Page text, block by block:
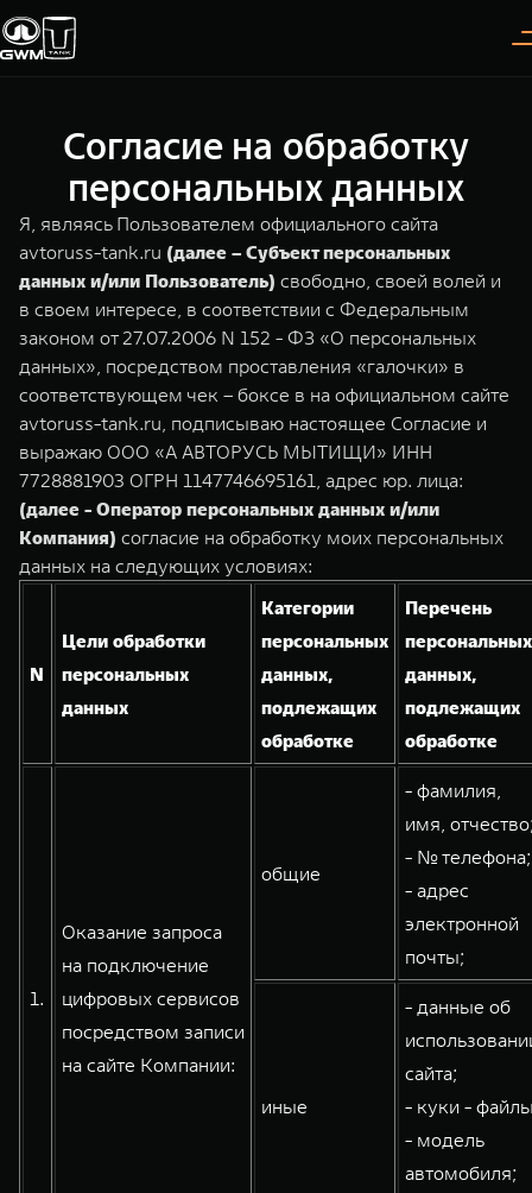
Модели
TANK 300
Следуй за открытиями
от 3 999 000 ₽
TANK 400
За пределы возможного
от 5 599 000 ₽
Веди за собой
от 6 499 000 ₽
TANK 700
Сила признания
от 10 199 000 ₽
Эстетика нового времени
от 5 699 000 ₽
WEY 80 Лаундж
от 8 099 000 ₽
Покупателям
ВЫБОР АВТОМОБИЛЯ
Спецпредложения
Конфигуратор
Тест-драйв
Зарядные станции
ПОКУПКА АВТОМОБИЛЯ
TANK Финансы
Корпоративным клиентам
TANK ФИНАНСЫ
TANK Кредит
Владельцам
ГАРАНТИЯ И ПОДДЕРЖКА
Гарантия
Помощь на дороге
СЕРВИС
Калькулятор ТО
Нулевое ТО
Сервис
Специальные предложения
Моторные масла
ЦИФРОВЫЕ СЕРВИСЫ TANK
О дилере
ИНФОРМАЦИЯ
О нас
35 лет GWM
GWM ТЕХ ДЕНЬ
Новости
Согласие на обработку
персональных данных
Я, являясь Пользователем официального сайта
avtoruss-tank.ru (далее – Субъект персональных
данных и/или Пользователь) свободно, своей волей и
в своем интересе, в соответствии с Федеральным
законом от 27.07.2006 N 152 - ФЗ «О персональных
данных», посредством проставления «галочки» в
соответствующем чек – боксе в на официальном сайте
avtoruss-tank.ru, подписываю настоящее Согласие и
выражаю ООО «А АВТОРУСЬ МЫТИЩИ» ИНН
7728881903 ОГРН 1147746695161, адрес юр. лица:
(далее - Оператор персональных данных и/или
Компания) согласие на обработку моих персональных
данных на следующих условиях:
N
Цели обработки
персональных
данных
Категории
персональных
данных,
подлежащих
обработке
Перечень
персональных
данных,
подлежащих
обработке
1.
Оказание запроса
на подключение
цифровых сервисов
посредством записи
на сайте Компании:
общие
- фамилия,
имя,
- № телефона;
- адрес
электронной
почты;
иные
- данные об
сайта;
- куки -
- модель
автомобиля;